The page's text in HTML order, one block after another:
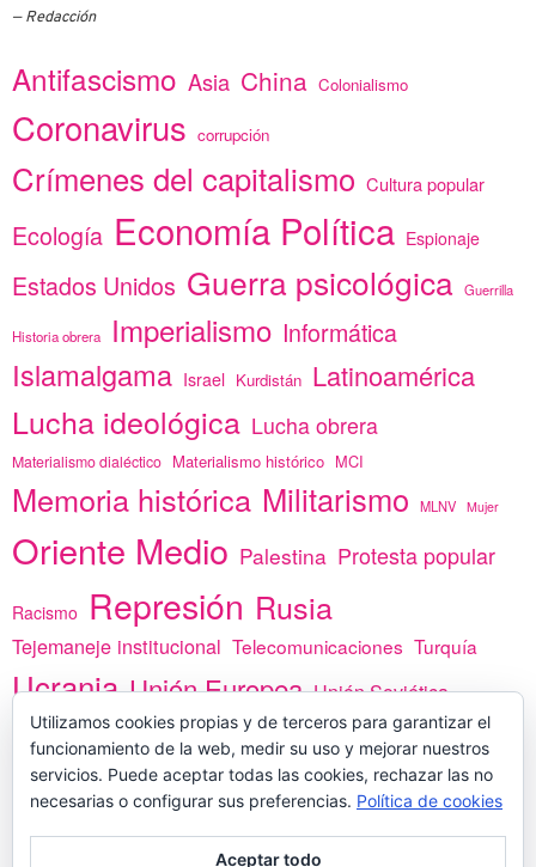
Redacción
Antifascismo Asia China Colonialismo
Coronavirus corrupción
Crímenes del capitalismo Cultura popular
Ecología Economía Política Espionaje
Estados Unidos Guerra psicológica Guerrilla
Historia obrera Imperialismo Informática
Islamalgama Israel Kurdistán Latinoamérica
Lucha ideológica Lucha obrera
Materialismo dialéctico Materialismo histórico MCI
Memoria histórica Militarismo MLNV Mujer
Oriente Medio Palestina Protesta popular
Racismo Represión Rusia
Tejemaneje institucional Telecomunicaciones Turquía
Ucrania Unión Europea Unión Soviética
vacunas Yemen África
PREGÚNTANOS
Utilizamos cookies propias y de terceros para garantizar el
funcionamiento de la web, medir su uso y mejorar nuestros
servicios. Puede aceptar todas las cookies, rechazar las no
necesarias o configurar sus preferencias. Política de cookies
Aceptar todo